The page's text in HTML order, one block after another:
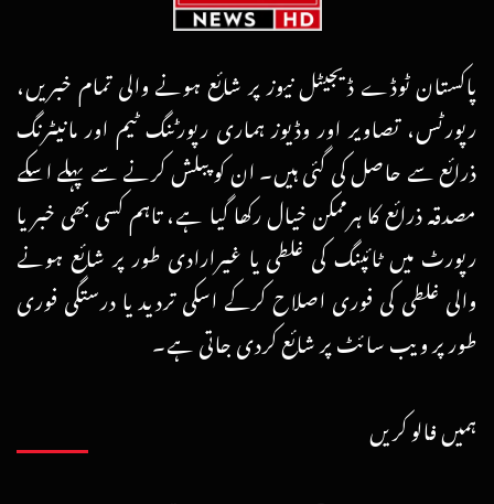
پاکستان ٹوڈے ڈیجیٹل نیوز پر شائع ہونے والی تمام خبریں،
رپورٹس، تصاویر اور وڈیوز ہماری رپورٹنگ ٹیم اور مانیٹرنگ
ذرائع سے حاصل کی گئی ہیں۔ ان کو پبلش کرنے سے پہلے اسکے
مصدقہ ذرائع کا ہرممکن خیال رکھا گیا ہے، تاہم کسی بھی خبر یا
رپورٹ میں ٹائپنگ کی غلطی یا غیرارادی طور پر شائع ہونے
والی غلطی کی فوری اصلاح کرکے اسکی تردید یا درستگی فوری
طور پر ویب سائٹ پر شائع کردی جاتی ہے۔
ہمیں فالو کریں